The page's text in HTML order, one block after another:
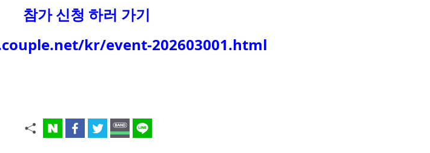
참가 신청 하러 가기
kr/event-202603001.html